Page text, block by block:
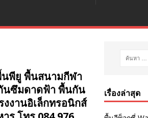
พียู พื้นสนามกีฬา
นซึมดาดฟ้า พื้นกัน
งานอิเล็กทรอนิกส์
เรื่องล่าสุด